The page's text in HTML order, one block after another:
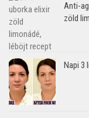
Anti-
zöld
Napi 3